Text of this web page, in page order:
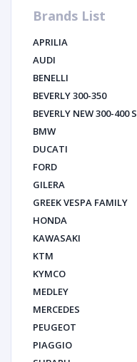
Brands List
APRILIA
AUDI
BENELLI
BEVERLY 300-350
BEVERLY NEW 300-400 S
BMW
DUCATI
FORD
GILERA
GREEK VESPA FAMILY
HONDA
KAWASAKI
KTM
KYMCO
MEDLEY
MERCEDES
PEUGEOT
PIAGGIO